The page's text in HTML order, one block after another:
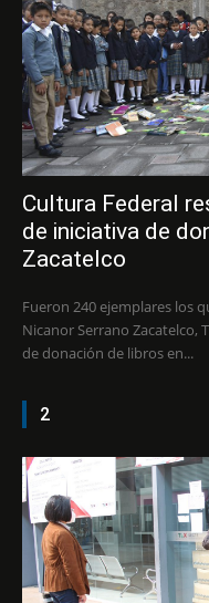
Cultura Federal
de iniciativa de
Zacatelco
Fueron 240 ejemplares los
Nicanor Serrano Zacatelco, Tlax. Concluyó con gran éxito la campaña
de donación de libros en...
2